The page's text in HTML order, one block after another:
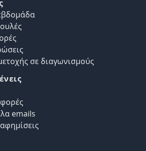
σε διαγωνισμούς
emails